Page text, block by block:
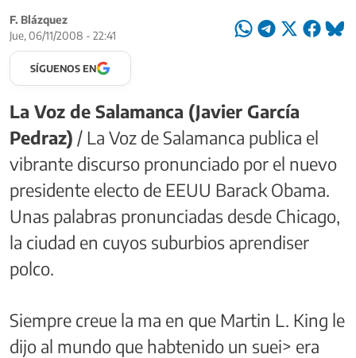
F. Blázquez
Jue, 06/11/2008 - 22:41
SÍGUENOS EN
La Voz de Salamanca (Javier García
Pedraz) / La Voz de Salamanca publica el
vibrante discurso pronunciado por el nuevo
presidente electo de EEUU Barack Obama.
Unas palabras pronunciadas desde Chicago,
la ciudad en cuyos suburbios aprendiser
polco.
Siempre creue la ma en que Martin L. King le
dijo al mundo que habtenido un suei> era